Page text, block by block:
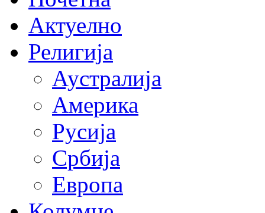
Актуелно
Религија
Аустралија
Америка
Русија
Србија
Европа